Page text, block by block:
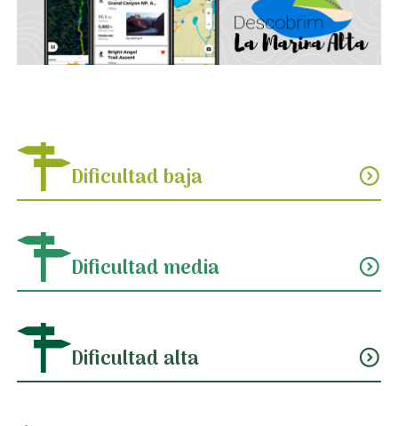
Dificultad baja expand_circle_down
Dificultad media expand_circle_down
Dificultad alta expand_circle_down